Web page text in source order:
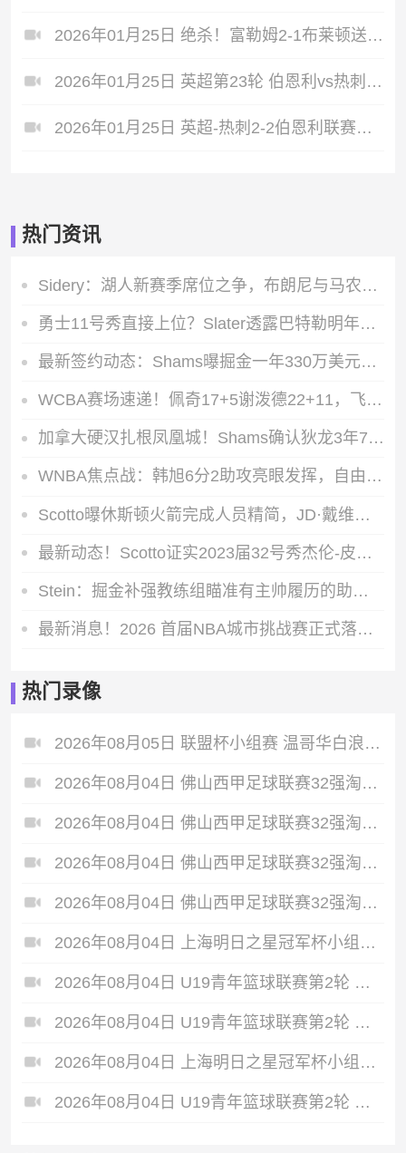
2026年01月25日 绝杀！富勒姆2-1布莱顿送对手3轮不胜 威尔逊补时任意球绝杀
2026年01月25日 英超第23轮 伯恩利vs热刺 全场录像
2026年01月25日 英超-热刺2-2伯恩利联赛五轮不胜排第13 罗梅罗绝平范德芬破门
热门资讯
Sidery：湖人新赛季席位之争，布朗尼与马农的最后一个轮换名额对决
勇士11号秀直接上位？Slater透露巴特勒明年2月复出，伦德伯格获重点培养
最新签约动态：Shams曝掘金一年330万美元拿下前马刺后卫朗尼-沃克
WCBA赛场速递！佩奇17+5谢泼德22+11，飞翼末节发力失误遭神秘人逆转
加拿大硬汉扎根凤凰城！Shams确认狄龙3年7300万提前续约太阳，铁血风格成队标
WNBA焦点战：韩旭6分2助攻亮眼发挥，自由人主场凭借斯图尔特28+8击败风暴
Scotto曝休斯顿火箭完成人员精简，JD·戴维森已不在阵中
最新动态！Scotto证实2023届32号秀杰伦-皮克特加盟快船，合同类型为双向合同
Stein：掘金补强教练组瞄准有主帅履历的助教，乔尔格成最终人选
最新消息！2026 首届NBA城市挑战赛正式落地，首站居然选在了四川
热门录像
2026年08月05日 联盟杯小组赛 温哥华白浪 VS 亚特兰特 全场录像
2026年08月04日 佛山西甲足球联赛32强淘汰赛 肇庆恒骏成 VS 三七互娱 全场录像
2026年08月04日 佛山西甲足球联赛32强淘汰赛 贪玩游戏 VS 美的薪火 全场录像
2026年08月04日 佛山西甲足球联赛32强淘汰赛 广东西南建设 VS 香港圣徒 全场录像
2026年08月04日 佛山西甲足球联赛32强淘汰赛 藝品高國際 VS 湛江狂狼·粵辉能源 全场录像
2026年08月04日 上海明日之星冠军杯小组赛 阿森纳U17 VS 拜耳04勒沃库森U17 全场录像
2026年08月04日 U19青年篮球联赛第2轮 天津荣钢U19 VS 吉林东北虎U19 全场录像
2026年08月04日 U19青年篮球联赛第2轮 新疆广汇U19 VS 浙江稠州银行U19 全场录像
2026年08月04日 上海明日之星冠军杯小组赛 毕尔巴鄂竞技U17 VS 中国男足U17 全场录像
2026年08月04日 U19青年篮球联赛第2轮 辽宁沈阳三生U19 VS 浙江广厦U19 全场录像